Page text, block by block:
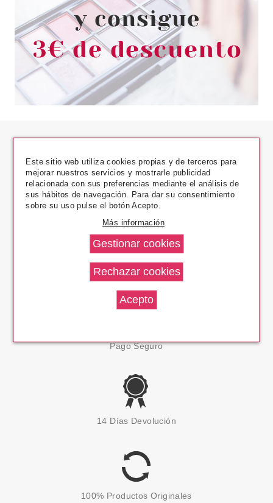
Los Precios Más Bajos
Envío En 24 H
Pago Seguro
14 Días Devolución
100% Productos Originales
Este sitio web utiliza cookies propias y de terceros para
mejorar nuestros servicios y mostrarle publicidad
relacionada con sus preferencias mediante el análisis de
sus hábitos de navegación. Para dar su consentimiento
sobre su uso pulse el botón Acepto.
Más información